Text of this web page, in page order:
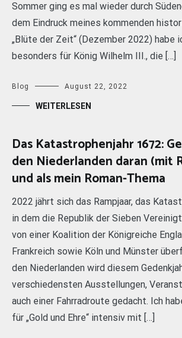
Sommer ging es mal wieder durch
dem Eindruck meines kommenden
„Blüte der Zeit“ (Dezember 2022) habe
besonders für König Wilhelm III., die […]
Blog August 22, 2022
WEITERLESEN
Das Katastrophenjahr 1672:
den Niederlanden daran (mit
und als mein Roman-Thema
2022 jährt sich das Rampjaar, das
in dem die Republik der Sieben
von einer Koalition der Königreiche
Frankreich sowie Köln und Münster
den Niederlanden wird diesem
verschiedensten Ausstellungen,
auch einer Fahrradroute gedacht. Ich
für „Gold und Ehre“ intensiv mit […]